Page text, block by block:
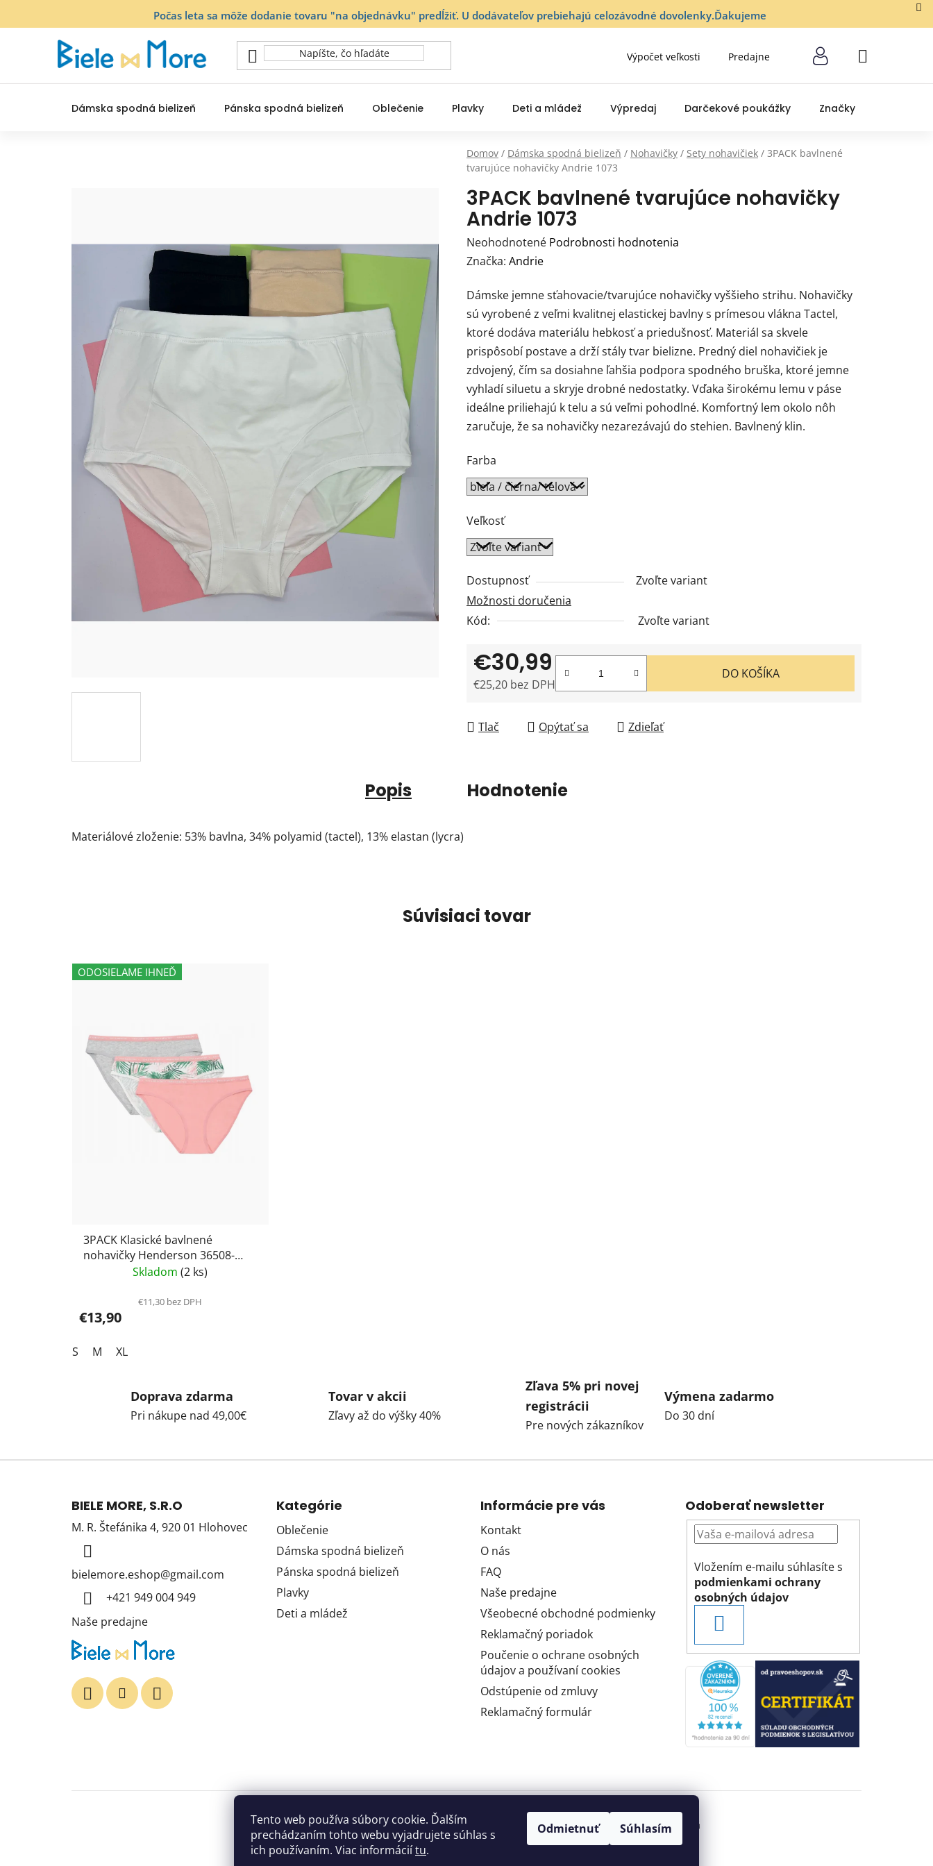
Tento web používa súbory cookie. Ďalším
prechádzaním tohto webu vyjadrujete súhlas s
ich používaním. Viac informáciítu.
Odmietnuť Súhlasím
Počas leta sa môže dodanie tovaru "na objednávku" predĺžiť. U dodávateľov prebiehajú celozávodné dovolenky.Ďakujeme
Výpočet veľkosti Predajne
NÁKUPNÝ
Dámska spodná bielizeň Pánska spodná bielizeň Oblečenie Plavky Deti a mládež Výpredaj Darčekové poukážky Značky
Domov / Dámska spodná bielizeň / Nohavičky / Sety nohavičiek / 3PACK bavlnené
tvarujúce nohavičky Andrie 1073
3PACK bavlnené tvarujúce nohavičky
Andrie 1073
Priemerné
hodnotenie
je
0,0
z
5
hviezdičiek.
Neohodnotené Podrobnosti hodnotenia
Značka: Andrie
Dámske jemne sťahovacie/tvarujúce nohavičky vyššieho strihu. Nohavičky
sú vyrobené z veľmi kvalitnej elastickej bavlny s prímesou vlákna Tactel,
ktoré dodáva materiálu hebkosť a priedušnosť. Materiál sa skvele
prispôsobí postave a drží stály tvar bielizne. Predný diel nohavičiek je
zdvojený, čím sa dosiahne ľahšia podpora spodného bruška, ktoré jemne
vyhladí siluetu a skryje drobné nedostatky. Vďaka širokému lemu v páse
ideálne priliehajú k telu a sú veľmi pohodlné. Komfortný lem okolo nôh
zaručuje, že sa nohavičky nezarezávajú do stehien. Bavlnený klin.
Farba
Veľkosť
Dostupnosť
Zvoľte variant
Možnosti doručenia
Kód:
Zvoľte variant
€30,99
€25,20 bez DPH
DO KOŠÍKA
Tlač Opýtať sa Zdieľať
Popis Hodnotenie
Materiálové zloženie: 53% bavlna, 34% polyamid (tactel), 13% elastan (lycra)
Súvisiaci tovar
ODOSIELAME IHNEĎ
3PACK Klasické bavlnené
nohavičky Henderson 36508-
Skladom(2 ks)
€11,30 bez DPH
€13,90
S M XL
Doprava zdarma
Pri nákupe nad 49,00€
Tovar v akcii
Zľavy až do výšky 40%
Zľava 5% pri novej
registrácii
Pre nových zákazníkov
Výmena zadarmo
Do 30 dní
BIELE MORE, S.R.O
M. R. Štefánika 4, 920 01 Hlohovec
bielemore.eshop@gmail.com
+421 949 004 949
Naše predajne
Kategórie
Oblečenie
Dámska spodná bielizeň
Pánska spodná bielizeň
Plavky
Deti a mládež
Informácie pre vás
Kontakt
O nás
FAQ
Naše predajne
Všeobecné obchodné podmienky
Reklamačný poriadok
Poučenie o ochrane osobných
údajov a používaní cookies
Odstúpenie od zmluvy
Reklamačný formulár
Odoberať newsletter
Vložením e-mailu súhlasíte s
podmienkami ochrany
osobných údajov
SA